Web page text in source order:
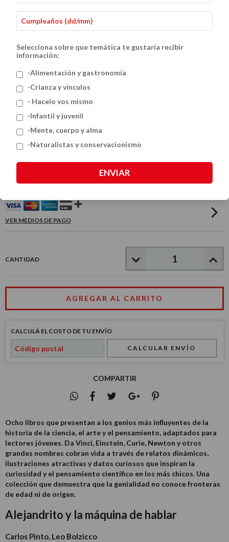
Colección Genios para Niños: 8 Libros
sobre los Grandes Inventores y
$124.800 $156.000
VER MEDIOS DE PAGO
CANTIDAD
CALCULÁ EL COSTO DE TU ENVÍO
CALCULAR ENVÍO
COMPARTIR
Ocho libros que presentan a los genios más influyentes de la
historia de la ciencia, el arte y el pensamiento, adaptados para
lectores jóvenes. Da Vinci, Einstein, Curie, Newton y otros
grandes nombres cobran vida a través de relatos dinámicos,
ilustraciones atractivas y datos curiosos que inspiran la
curiosidad y el pensamiento científico en los más chicos. Una
colección que demuestra que la genialidad no conoce fronteras
de edad ni de origen.
Alejandrito y la máquina de hablar
Carlos Pinto, Leo Bolzicco
Selecciona sobre que temática te gustaría recibir
información:
-Alimentación y gastronomía
-Crianza y vínculos
- Hacelo vos mismo
-Infantil y juvenil
-Mente, cuerpo y alma
-Naturalistas y conservacionismo
ENVIAR